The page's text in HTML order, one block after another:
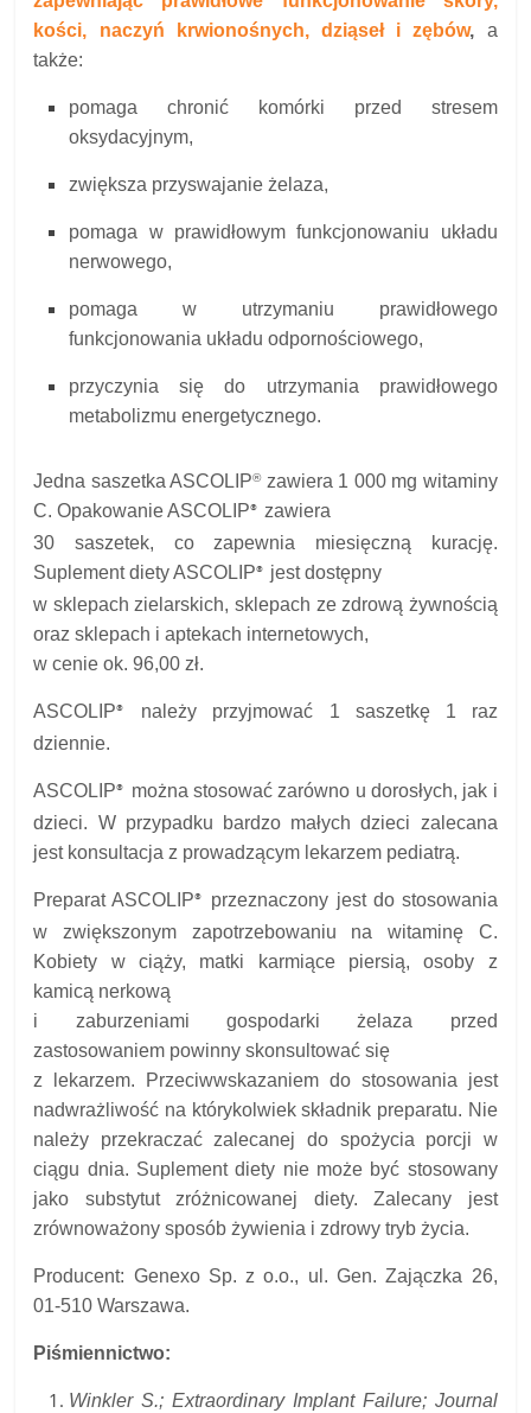
kości, naczyń krwionośnych, dziąseł i zębów, a
także:
pomaga chronić komórki przed stresem
oksydacyjnym,
zwiększa przyswajanie żelaza,
pomaga w prawidłowym funkcjonowaniu układu
nerwowego,
pomaga w utrzymaniu prawidłowego
funkcjonowania układu odpornościowego,
przyczynia się do utrzymania prawidłowego
metabolizmu energetycznego.
Jedna saszetka ASCOLIP®zawiera 1 000 mg witaminy
C. Opakowanie ASCOLIP® zawiera
30 saszetek, co zapewnia miesięczną kurację.
Suplement diety ASCOLIP® jest dostępny
w sklepach zielarskich, sklepach ze zdrową żywnością
oraz sklepach i aptekach internetowych,
w cenie ok. 96,00 zł.
ASCOLIP® należy przyjmować 1 saszetkę 1 raz
dziennie.
ASCOLIP® można stosować zarówno u dorosłych, jak i
dzieci. W przypadku bardzo małych dzieci zalecana
jest konsultacja z prowadzącym lekarzem pediatrą.
Preparat ASCOLIP® przeznaczony jest do stosowania
w zwiększonym zapotrzebowaniu na witaminę C.
Kobiety w ciąży, matki karmiące piersią, osoby z
kamicą nerkową
i zaburzeniami gospodarki żelaza przed
zastosowaniem powinny skonsultować się
z lekarzem. Przeciwwskazaniem do stosowania jest
nadwrażliwość na którykolwiek składnik preparatu. Nie
należy przekraczać zalecanej do spożycia porcji w
ciągu dnia. Suplement diety nie może być stosowany
jako substytut zróżnicowanej diety. Zalecany jest
zrównoważony sposób żywienia i zdrowy tryb życia.
Producent: Genexo Sp. z o.o., ul. Gen. Zajączka 26,
01-510 Warszawa.
Piśmiennictwo:
Winkler S.; Extraordinary Implant Failure; Journal